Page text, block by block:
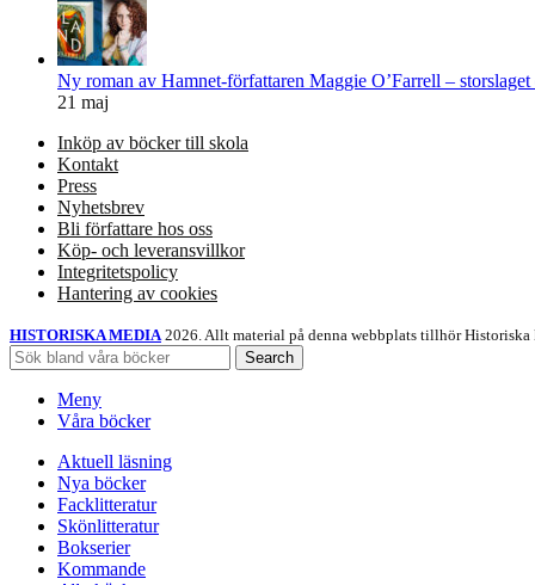
Ny roman av Hamnet-författaren Maggie O’Farrell –
21 maj
Inköp av böcker till skola
Kontakt
Press
Nyhetsbrev
Bli författare hos oss
Köp- och leveransvillkor
Integritetspolicy
Hantering av cookies
HISTORISKA MEDIA2026. Allt material på denna webbplats tillhör Historiska
Search
Meny
Våra böcker
Aktuell läsning
Nya böcker
Facklitteratur
Skönlitteratur
Bokserier
Kommande